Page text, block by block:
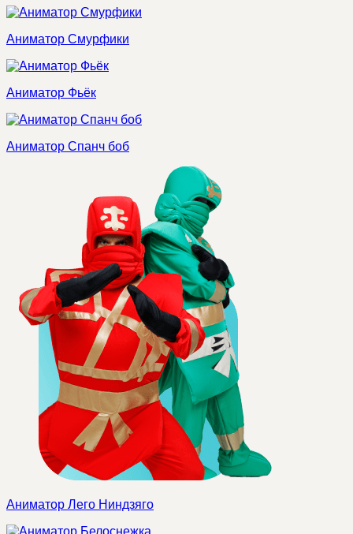
Аниматор Смурфики
Аниматор Фьёк
Аниматор Спанч боб
Аниматор Лего Ниндзяго